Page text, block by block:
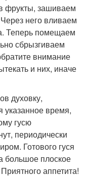
фрукты, зашиваем
него вливаем
Теперь помещаем
сбрызгиваем
внимание
и них, иначе
духовку,
указанное время,
гусю
периодически
Готового гуся
большое плоское
аппетита!